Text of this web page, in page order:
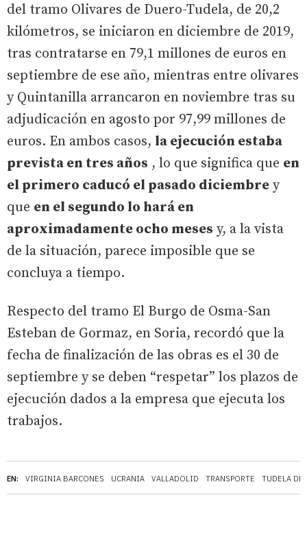
EN: VIRGINIA BARCONES UCRANIA VALLADOLID TRANSPORTE TUDELA DE
del tramo Olivares de Duero-Tudela, de 20,2
kilómetros, se iniciaron en diciembre de 2019,
tras contratarse en 79,1 millones de euros en
septiembre de ese año, mientras entre olivares
y Quintanilla arrancaron en noviembre tras su
adjudicación en agosto por 97,99 millones de
euros. En ambos casos, la ejecución estaba
prevista en tres años , lo que significa que en
el primero caducó el pasado diciembre y
que en el segundo lo hará en
aproximadamente ocho meses y, a la vista
de la situación, parece imposible que se
concluya a tiempo.
Respecto del tramo El Burgo de Osma-San
Esteban de Gormaz, en Soria, recordó que la
fecha de finalización de las obras es el 30 de
septiembre y se deben “respetar” los plazos de
ejecución dados a la empresa que ejecuta los
trabajos.